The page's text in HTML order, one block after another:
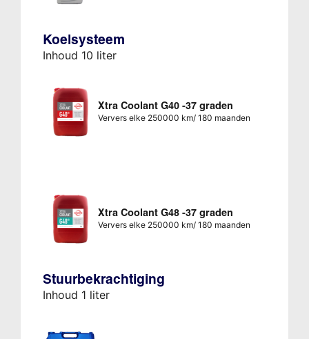
Koelsysteem
Inhoud 10 liter
Xtra Coolant G40 -37 graden
Ververs elke 250000 km/ 180 maanden
Xtra Coolant G48 -37 graden
Ververs elke 250000 km/ 180 maanden
Stuurbekrachtiging
Inhoud 1 liter